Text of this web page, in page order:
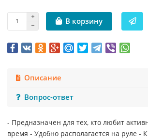
В корзину
Описание
Вопрос-ответ
- Предназначен для тех, кто любит
время - Удобно располагается на руле -